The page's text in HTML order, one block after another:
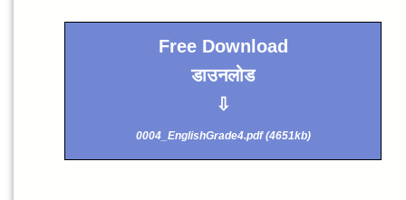
Free Download
डाउनलोड
⇩
0004_EnglishGrade4.pdf (4651kb)